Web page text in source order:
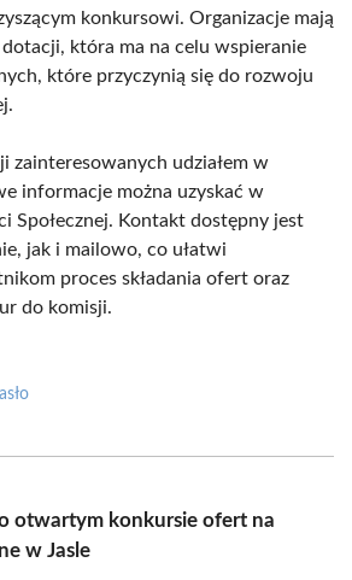
konkursowi. Organizacje mają
dotacji, która ma na celu wspieranie
które przyczynią się do rozwoju
zainteresowanych udziałem w
informacje można uzyskać w
Społecznej. Kontakt dostępny jest
jak i mailowo, co ułatwi
proces składania ofert oraz
do komisji.
otwartym konkursie ofert na
w Jasle